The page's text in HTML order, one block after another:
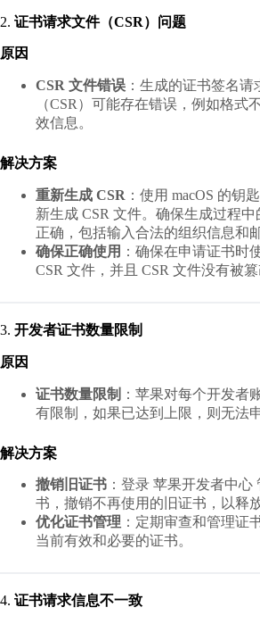
2. 证书请求文件（CSR）问题
原因
CSR 文件错误 ：生成的证书签名请
（CSR）可能存在错误，例如格式
效信息。
解决方案
重新生成 CSR ：使用 macOS 的钥
新生成 CSR 文件。确保生成过程
正确，包括输入合法的组织信息和
确保正确使用 ：确保在申请证书时
CSR 文件，并且 CSR 文件没有被篡
3. 开发者证书数量限制
原因
证书数量限制 ：苹果对每个开发者
有限制，如果已达到上限，则无法
解决方案
撤销旧证书 ：登录 苹果开发者中心
书，撤销不再使用的旧证书，以释
优化证书管理 ：定期审查和管理证
当前有效和必要的证书。
4. 证书请求信息不一致